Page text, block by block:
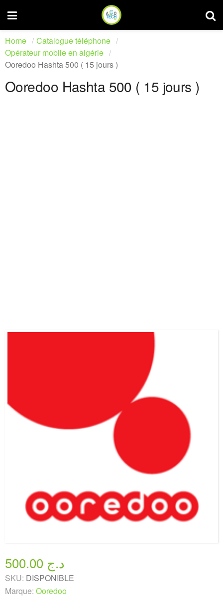
Home
Catalogue téléphone
Opérateur mobile en algérie
Ooredoo Hashta 500 ( 15 jours )
Ooredoo Hashta 500 ( 15 jours )
500.00 د.ج
SKU: DISPONIBLE
Marque: Ooredoo